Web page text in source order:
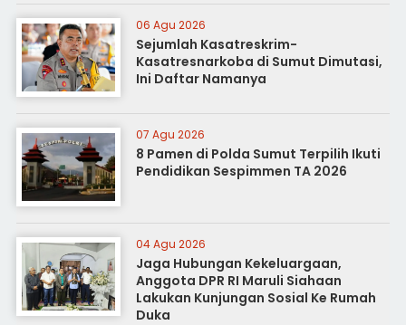
06 Agu 2026
Sejumlah Kasatreskrim-
Kasatresnarkoba di Sumut Dimutasi,
Ini Daftar Namanya
07 Agu 2026
8 Pamen di Polda Sumut Terpilih Ikuti
Pendidikan Sespimmen TA 2026
04 Agu 2026
Jaga Hubungan Kekeluargaan,
Anggota DPR RI Maruli Siahaan
Lakukan Kunjungan Sosial Ke Rumah
Duka